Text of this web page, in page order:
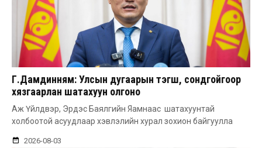
Г.Дамдинням: Улсын дугаарын тэгш, сондгойгоор
хязгаарлан шатахуун олгоно
Аж Үйлдвэр, Эрдэс Баялгийн Яамнаас шатахуунтай
холбоотой асуудлаар хэвлэлийн хурал зохион байгуулла
2026-08-03